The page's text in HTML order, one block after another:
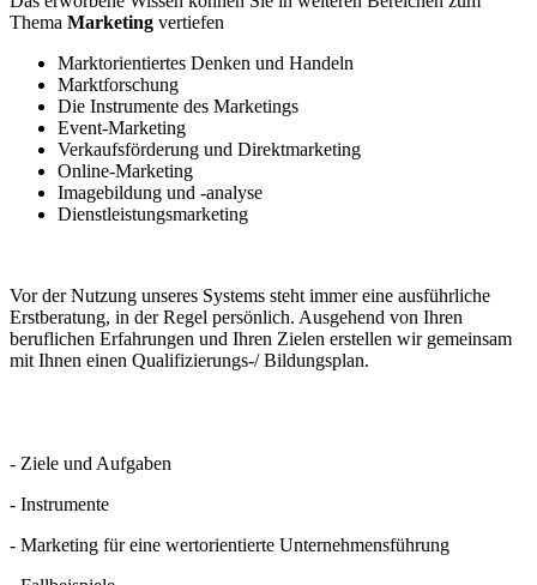
Thema Marketing vertiefen
Marktorientiertes Denken und Handeln
Marktforschung
Die Instrumente des Marketings
Event-Marketing
Verkaufsförderung und Direktmarketing
Online-Marketing
Imagebildung und -analyse
Dienstleistungsmarketing
Vor der Nutzung unseres Systems steht immer eine ausführliche
Erstberatung, in der Regel persönlich. Ausgehend von Ihren
beruflichen Erfahrungen und Ihren Zielen erstellen wir gemeinsam
mit Ihnen einen Qualifizierungs-/ Bildungsplan.
- Ziele und Aufgaben
- Instrumente
- Marketing für eine wertorientierte Unternehmensführung